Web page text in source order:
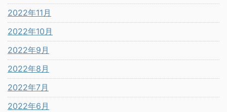
2022年11月
2022年10月
2022年9月
2022年8月
2022年7月
2022年6月